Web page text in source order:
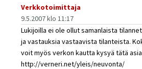
Verkkotoimittaja
9.5.2007 klo 11:17
Lukijoilla ei ole ollut samanlaista
ja vastauksia vastaavista tilanteista.
voit myös verkon kautta kysyä tätä
http://verneri.net/yleis/neuvonta/